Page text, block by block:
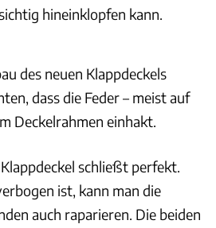
hineinklopfen kann.
des neuen Klappdeckels
dass die Feder – meist auf
Deckelrahmen einhakt.
schließt perfekt.
ist, kann man die
auch raparieren. Die beiden